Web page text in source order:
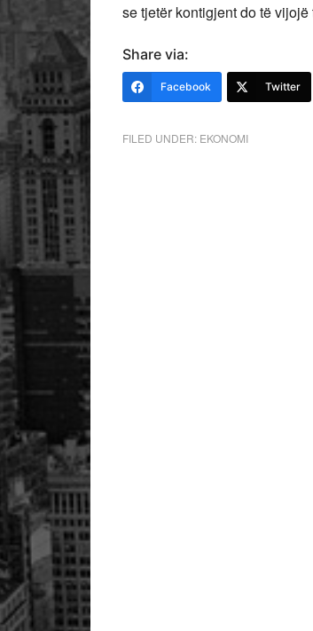
se tjetër kontigjent do të
Share via:
Facebook Twitter
FILED UNDER: EKONOMI